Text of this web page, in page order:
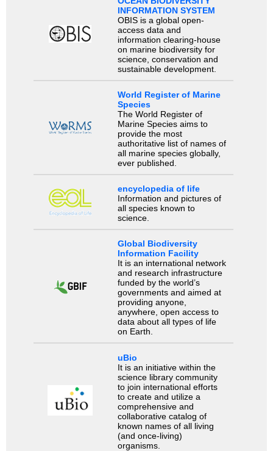
INFORMATION SYSTEM
OBIS is a global open-
access data and
information clearing-house
on marine biodiversity for
science, conservation and
sustainable development.
World Register of Marine
Species
The World Register of
Marine Species aims to
provide the most
authoritative list of names of
all marine species globally,
ever published.
encyclopedia of life
Information and pictures of
all species known to
science.
Global Biodiversity
Information Facility
It is an international network
and research infrastructure
funded by the world’s
governments and aimed at
providing anyone,
anywhere, open access to
data about all types of life
on Earth.
uBio
It is an initiative within the
science library community
to join international efforts
to create and utilize a
comprehensive and
collaborative catalog of
known names of all living
(and once-living)
organisms.